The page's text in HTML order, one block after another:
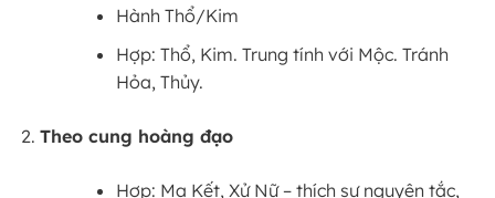
Hành Thổ/Kim
Hợp: Thổ, Kim. Trung tính với Mộc. Tránh
Hỏa, Thủy.
Theo cung hoàng đạo
Hợp: Ma Kết, Xử Nữ – thích sự nguyên tắc,